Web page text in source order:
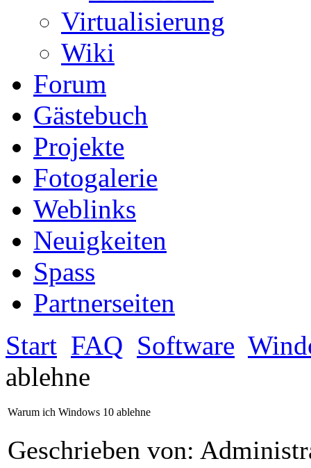
Virtualisierung
Wiki
Forum
Gästebuch
Projekte
Fotogalerie
Weblinks
Neuigkeiten
Spass
Partnerseiten
Start FAQ Software
ablehne
Warum ich Windows 10 ablehne
Geschrieben von: